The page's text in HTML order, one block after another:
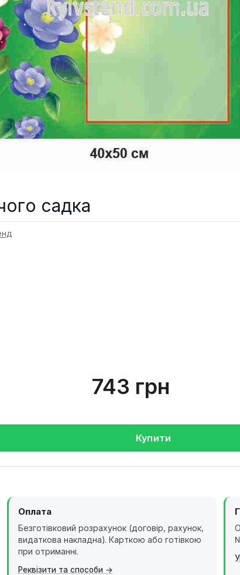
садка
743 грн
Купити
Оплата
Безготівковий розрахунок (договір, рахунок,
видаткова накладна). Карткою або готівкою
при отриманні.
Реквізити та способи